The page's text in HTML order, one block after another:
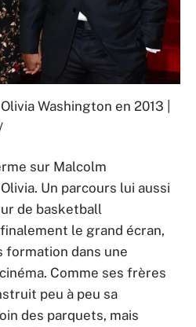
Washington en 2013 |
sur Malcolm
Un parcours lui aussi
de basketball
le grand écran,
formation dans une
Comme ses frères
peu à peu sa
des parquets, mais